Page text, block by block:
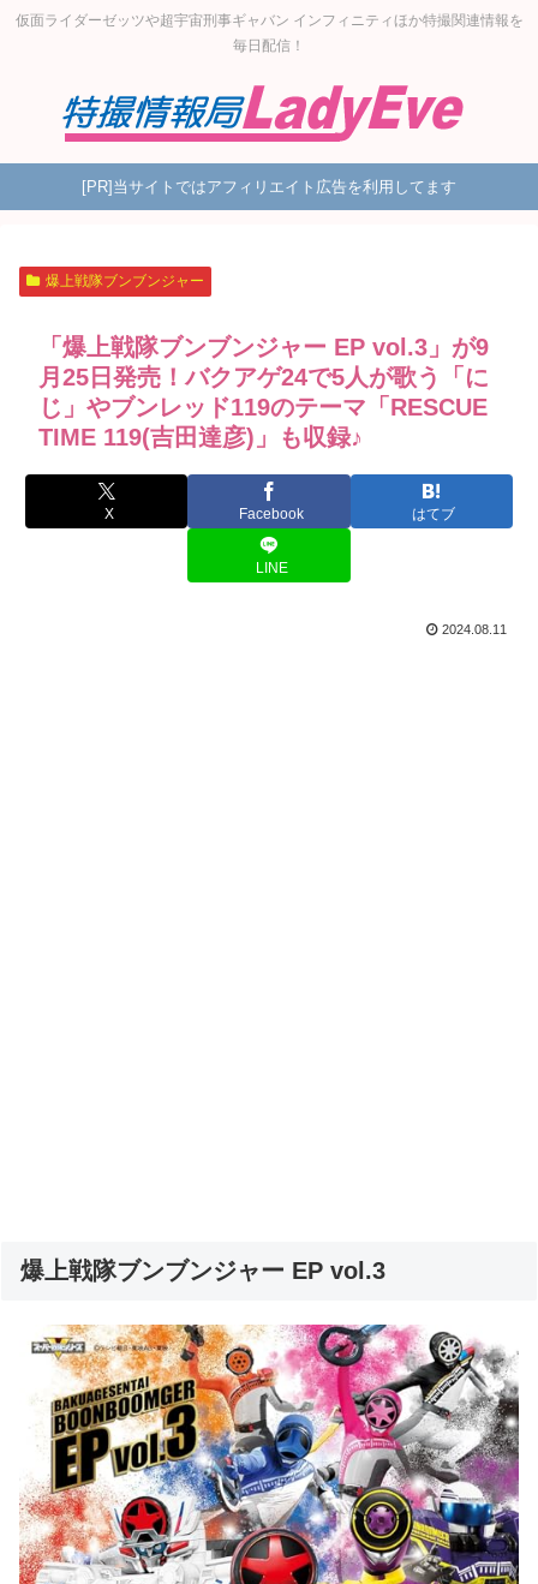
仮面ライダーゼッツや超宇宙刑事ギャバン インフィニティほか特撮関連情報を
毎日配信！
[PR]当サイトではアフィリエイト広告を利用してます
爆上戦隊ブンブンジャー
「爆上戦隊ブンブンジャー EP vol.3」が9
月25日発売！バクアゲ24で5人が歌う「に
じ」やブンレッド119のテーマ「RESCUE
TIME 119(吉田達彦)」も収録♪
X Facebook はてブ
LINE
2024.08.11
爆上戦隊ブンブンジャー EP vol.3